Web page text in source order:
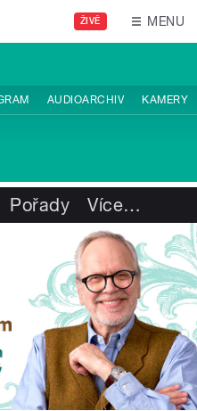
ŽIVĚ MENU
AUDIOARCHIV KAMERY
Pořady Více…